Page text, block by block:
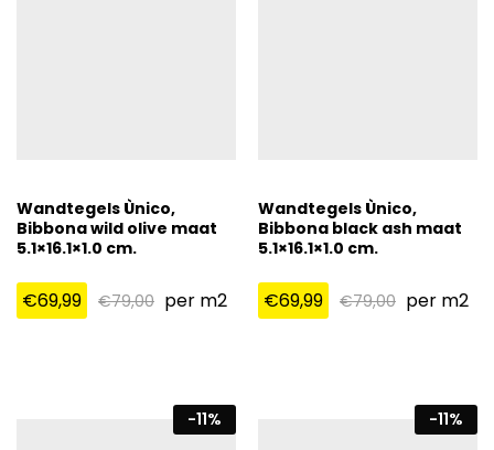
Wandtegels Ùnico,
Bibbona wild olive maat
5.1×16.1×1.0 cm.
€69,99 €79,00 per m2
Wandtegels Ùnico,
Bibbona black ash maat
5.1×16.1×1.0 cm.
€69,99 €79,00 per m2
-11% -11%